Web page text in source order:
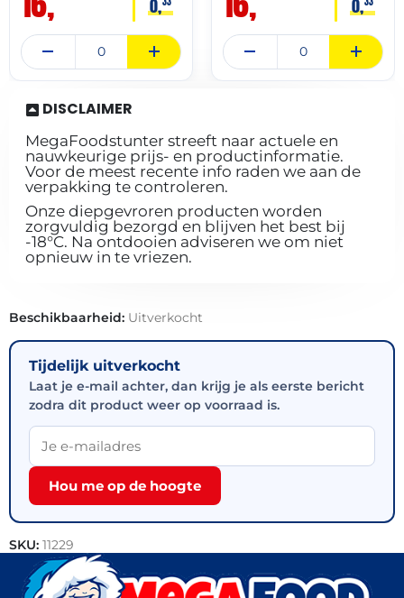
0, 0,
DISCLAIMER
MegaFoodstunter streeft naar actuele en
nauwkeurige prijs- en productinformatie.
Voor de meest recente info raden we aan de
verpakking te controleren.
Onze diepgevroren producten worden
zorgvuldig bezorgd en blijven het best bij
-18°C. Na ontdooien adviseren we om niet
opnieuw in te vriezen.
Beschikbaarheid: Uitverkocht
Tijdelijk uitverkocht
Laat je e-mail achter, dan krijg je als eerste bericht
zodra dit product weer op voorraad is.
Hou me op de hoogte
SKU: 11229
Categorieën:Bakkerij